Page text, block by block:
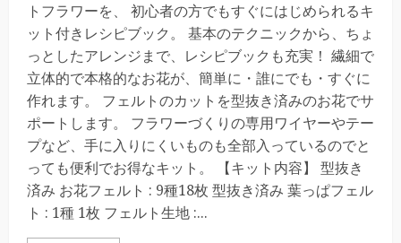
トフラワーを、 初心者の方でもすぐにはじめられるキ
ット付きレシピブック。 基本のテクニックから、ちょ
っとしたアレンジまで、レシピブックも充実！ 繊細で
立体的で本格的なお花が、簡単に・誰にでも・すぐに
作れます。 フェルトのカットを型抜き済みのお花でサ
ポートします。 フラワーづくりの専用ワイヤーやテー
プなど、手に入りにくいものも全部入っているのでと
っても便利でお得なキット。 【キット内容】 型抜き
済み お花フェルト : 9種18枚 型抜き済み 葉っぱフェル
ト : 1種 1枚 フェルト生地 :...